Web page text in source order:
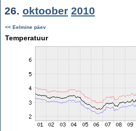
26. oktoober 2010
<< Eelmine päev
Temperatuur